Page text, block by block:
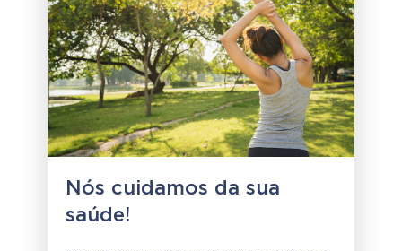
Nós cuidamos da sua
saúde!